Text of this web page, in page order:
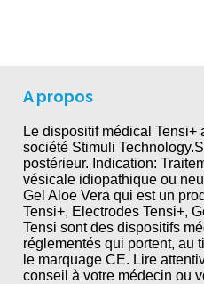
A propos
Le dispositif médical Tensi+
société Stimuli
postérieur. Indication:
vésicale idiopathique ou
Gel Aloe Vera qui est un
Tensi+, Electrodes Tensi+,
Tensi sont des dispositifs
réglementés qui portent, au
le marquage CE. Lire
conseil à votre médecin ou